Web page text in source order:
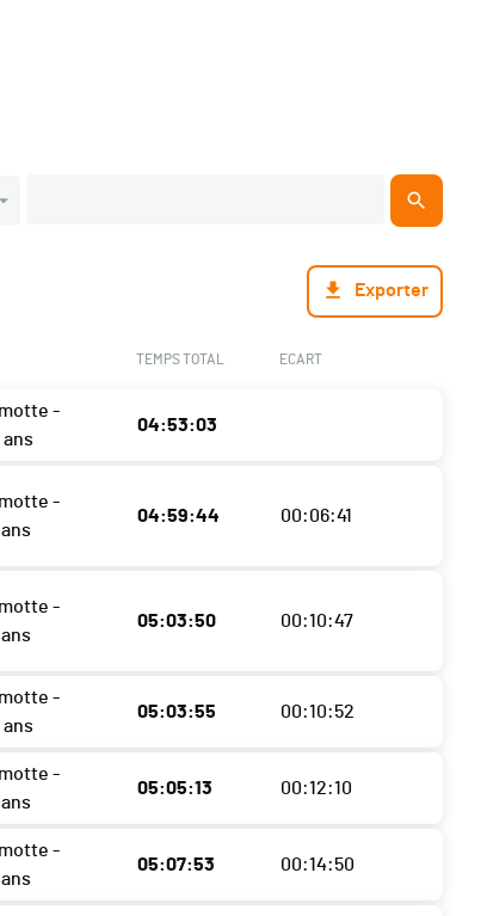
Exporter
TEMPS TOTAL ECART
-
ans
04:53:03
-
04:59:44 00:06:41
-
05:03:50 00:10:47
-
ans
05:03:55 00:10:52
-
05:05:13 00:12:10
-
05:07:53 00:14:50